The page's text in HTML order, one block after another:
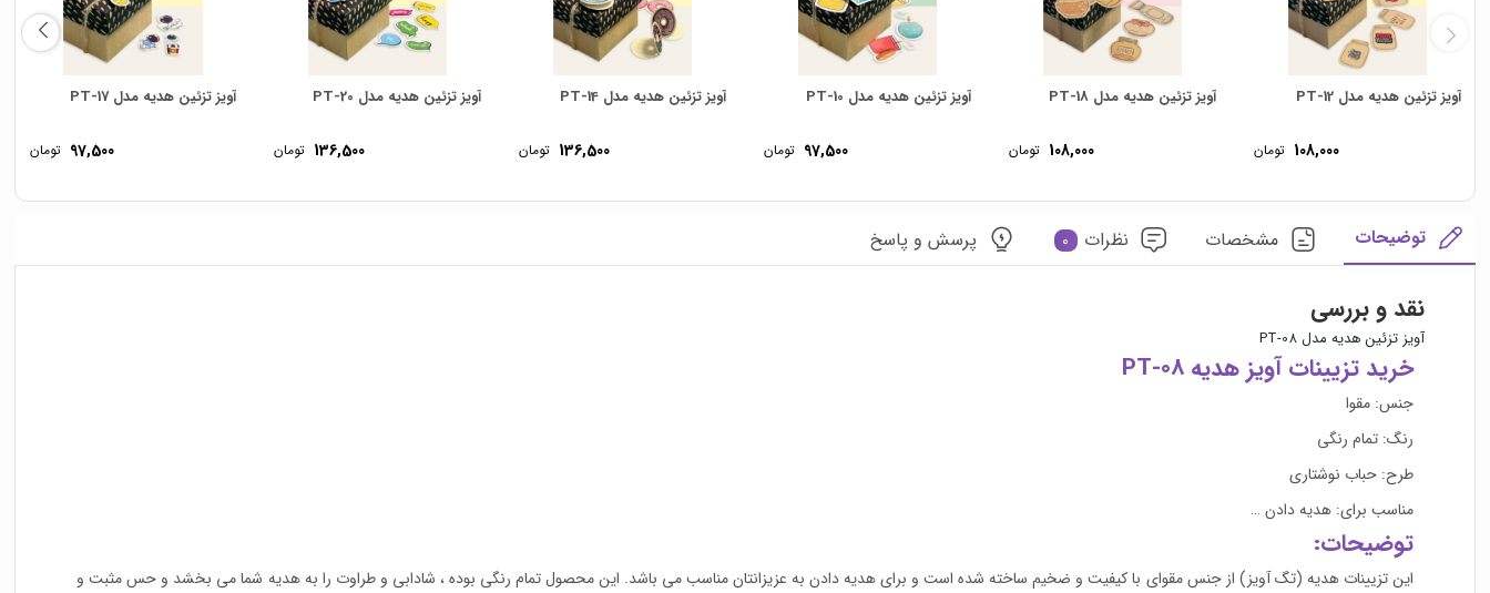
آویز تزئین هدیه مدل PT-12
108,000 تومان
آویز تزئین هدیه مدل PT-18
108,000 تومان
آویز تزئین هدیه مدل PT-10
97,500 تومان
آویز تزئین هدیه مدل PT-14
136,500 تومان
آویز تزئین هدیه مدل PT-20
136,500 تومان
آویز تزئین هدیه مدل PT-17
97,500 تومان
توضیحات مشخصات نظرات 0 پرسش و پاسخ
نقد و بررسی
آویز تزئین هدیه مدل PT-08
خرید تزیینات آویز هدیه PT-08
جنس: مقوا
رنگ: تمام رنگی
طرح: حباب نوشتاری
مناسب برای: هدیه دادن …
توضیحات:
این تزیینات هدیه (تگ آویز) از جنس مقوای با کیفیت و ضخیم ساخته شده است و برای هدیه دادن به عزیزانتان مناسب می باشد. این محصول تمام رنگی بوده ، شادابی و طراوت را به هدیه شما می بخشد و حس مثبت و